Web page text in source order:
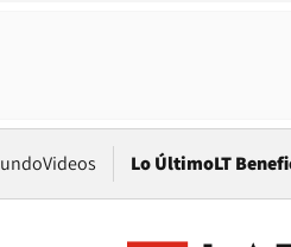
Videos Lo ÚltimoLT